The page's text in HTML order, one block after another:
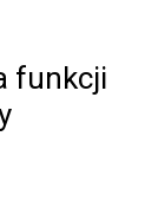
funkcji